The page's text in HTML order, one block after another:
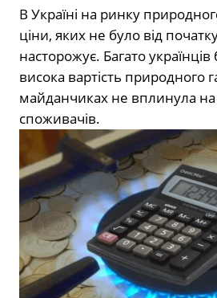
В Україні на ринку
ціни, яких не було від
насторожує. Багато
висока вартість природного
майданчиках не вплинула
споживачів.